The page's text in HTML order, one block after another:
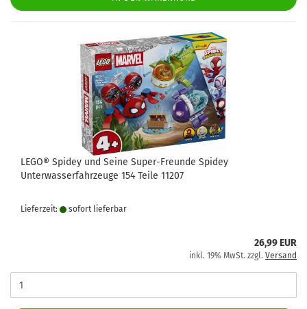
LEGO® Spidey und Seine Super-Freunde Spidey
Unterwasserfahrzeuge 154 Teile 11207
Lieferzeit: sofort lie­fer­bar
26,99 EUR
inkl. 19% MwSt. zzgl. Versand